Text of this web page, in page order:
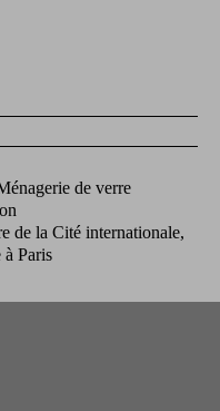
de verre
de la Cité internationale,
à Paris